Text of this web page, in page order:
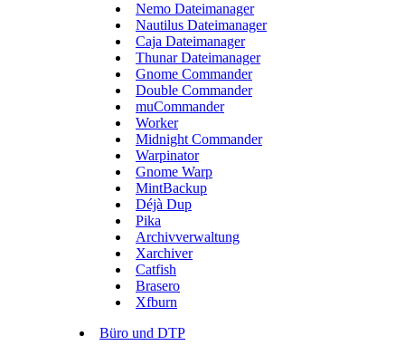
Nemo Dateimanager
Nautilus Dateimanager
Caja Dateimanager
Thunar Dateimanager
Gnome Commander
Double Commander
muCommander
Worker
Midnight Commander
Warpinator
Gnome Warp
MintBackup
Déjà Dup
Pika
Archivverwaltung
Xarchiver
Catfish
Brasero
Xfburn
Büro und DTP